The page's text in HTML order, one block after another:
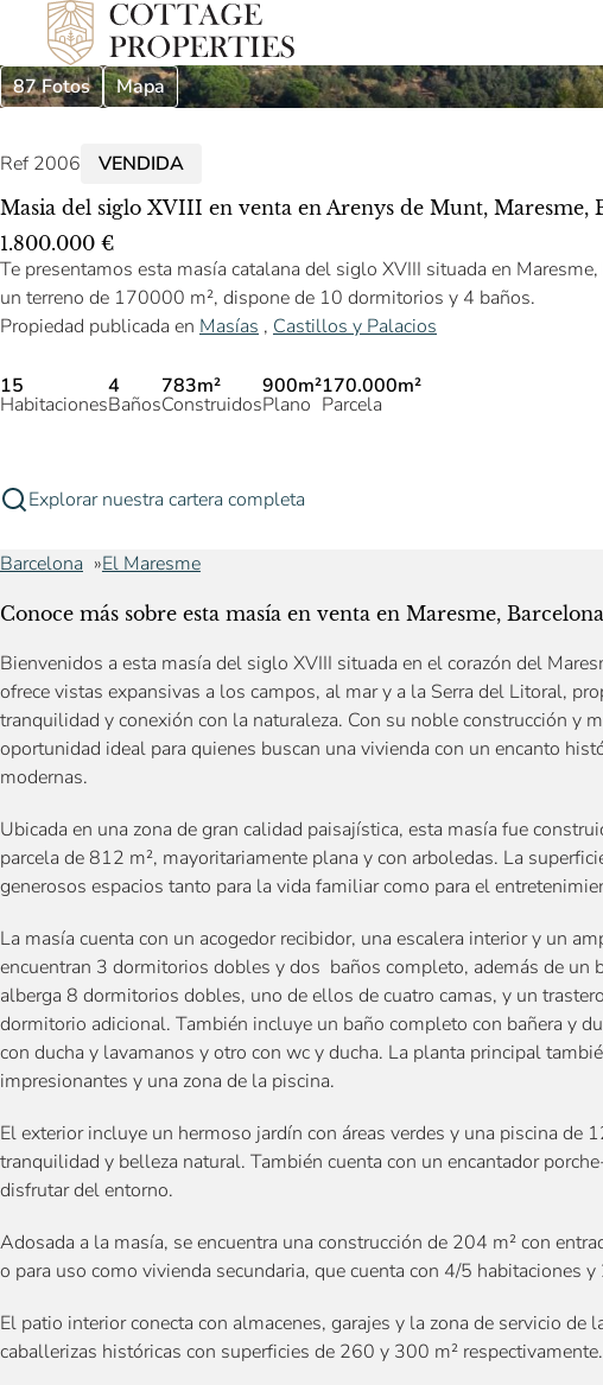
87 Fotos Mapa
Ref 2006 VENDIDA
Masia del siglo XVIII en venta en Arenys de Munt, Maresme,
1.800.000 €
Te presentamos esta masía catalana del siglo XVIII situada en
un terreno de 170000 m², dispone de 10 dormitorios y 4 baños.
Propiedad publicada en Masías , Castillos y Palacios
15
Habitaciones
4
Baños
783m²
Construidos
900m²
Plano
170.000m²
Parcela
Explorar nuestra cartera completa
Barcelona El Maresme
Conoce más sobre esta masía en venta en Maresme,
Bienvenidos a esta masía del siglo XVIII situada en el corazón del
ofrece vistas expansivas a los campos, al mar y a la Serra del Litoral,
tranquilidad y conexión con la naturaleza. Con su noble construcción y
oportunidad ideal para quienes buscan una vivienda con un encanto
modernas.
Ubicada en una zona de gran calidad paisajística, esta masía fue
parcela de 812 m², mayoritariamente plana y con arboledas. La
generosos espacios tanto para la vida familiar como para el
La masía cuenta con un acogedor recibidor, una escalera interior y un
encuentran 3 dormitorios dobles y dos baños completo, además de un
alberga 8 dormitorios dobles, uno de ellos de cuatro camas, y un
dormitorio adicional. También incluye un baño completo con bañera y
con ducha y lavamanos y otro con wc y ducha. La planta principal
impresionantes y una zona de la piscina.
El exterior incluye un hermoso jardín con áreas verdes y una piscina de
tranquilidad y belleza natural. También cuenta con un encantador
disfrutar del entorno.
Adosada a la masía, se encuentra una construcción de 204 m² con
o para uso como vivienda secundaria, que cuenta con 4/5 habitaciones
El patio interior conecta con almacenes, garajes y la zona de servicio de
caballerizas históricas con superficies de 260 y 300 m² respectivamente.